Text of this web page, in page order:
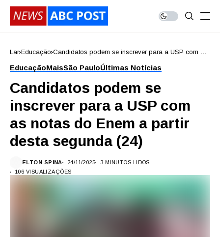
Lar Educação Candidatos podem se inscrever para a USP com as
EducaçãoMaisSão PauloÚltimas Notícias
Candidatos podem se
inscrever para a USP com
as notas do Enem a partir
desta segunda (24)
ELTON SPINA 24/11/2025
3 MINUTOS LIDOS
106 VISUALIZAÇÕES